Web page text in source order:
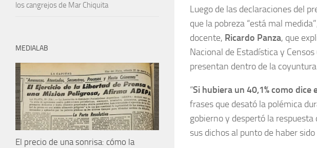
Luego de las declaraciones del
que la pobreza “está mal
docente, Ricardo Panza, que
Nacional de Estadística y
presentan dentro de la
“Si hubiera un 40,1% como dice
frases que desató la polémica
gobierno y despertó la
sus dichos al punto de haber
los cangrejos de Mar Chiquita
MEDIALAB
El precio de una sonrisa: cómo la